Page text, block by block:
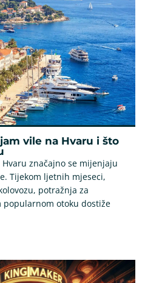
vile na Hvaru i što
značajno se mijenjaju
Tijekom ljetnih mjeseci,
potražnja za
popularnom otoku dostiže